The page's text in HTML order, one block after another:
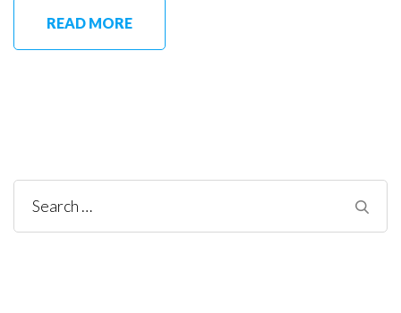
READ MORE
Search
for: